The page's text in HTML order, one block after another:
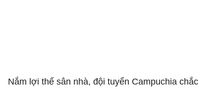
Nắm lợi thế sân nhà, đội tuyển Campuchia chắc